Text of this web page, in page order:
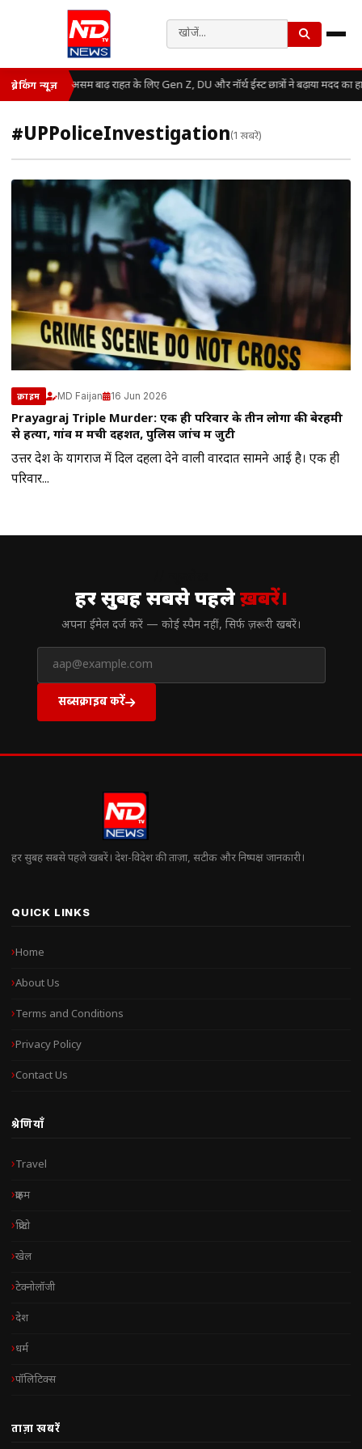
ब्रेकिंग न्यूज़ असम बाढ़ राहत के लिए Gen Z, DU और नॉर्थ ईस्ट छात्रों ने बढ़ाया मदद का
#UPPoliceInvestigation(1 खबरें)
क्राइम MD Faijan 16 Jun 2026
Prayagraj Triple Murder: एक ही परिवार के तीन लोगों की बेरहमी
से हत्या, गांव में मची दहशत, पुलिस जांच में जुटी
उत्तर प्रदेश के प्रयागराज में दिल दहला देने वाली वारदात सामने आई है। एक ही
परिवार...
हर सुबह सबसे पहलेख़बरें।
अपना ईमेल दर्ज करें — कोई स्पैम नहीं, सिर्फ ज़रूरी खबरें।
सब्सक्राइब करें
हर सुबह सबसे पहले खबरें। देश-विदेश की ताज़ा, सटीक और निष्पक्ष जानकारी।
QUICK LINKS
Home
About Us
Terms and Conditions
Privacy Policy
Contact Us
श्रेणियाँ
Travel
क्राइम
क्रिप्टो
खेल
टेक्नोलॉजी
देश
धर्म
पॉलिटिक्स
ताज़ा खबरें